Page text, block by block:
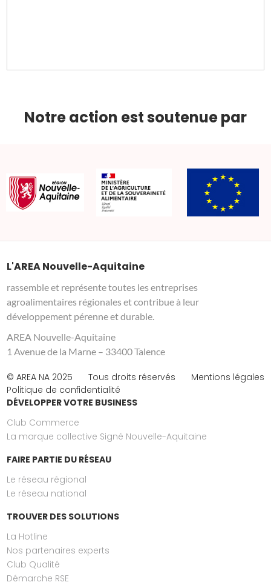
Notre action est soutenue par
L'AREA Nouvelle-Aquitaine
rassemble et représente toutes les entreprises
agroalimentaires régionales et contribue à leur
développement pérenne et durable.
AREA Nouvelle-Aquitaine
1 Avenue de la Marne – 33400 Talence
© AREA NA 2025 Tous droits réservés
Mentions légales
Politique de confidentialité
DÉVELOPPER VOTRE BUSINESS
Club Commerce
La marque collective Signé Nouvelle-Aquitaine
FAIRE PARTIE DU RÉSEAU
Le réseau régional
Le réseau national
TROUVER DES SOLUTIONS
La Hotline
Nos partenaires experts
Club Qualité
Démarche RSE